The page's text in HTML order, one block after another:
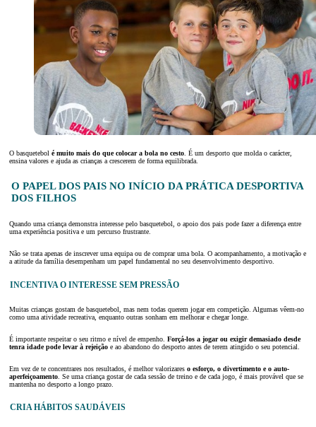
O basquetebol é muito mais do que colocar a bola no cesto . É um desporto que molda o carácter,
ensina valores e ajuda as crianças a crescerem de forma equilibrada.
O PAPEL DOS PAIS NO INÍCIO DA PRÁTICA DESPORTIVA
DOS FILHOS
Quando uma criança demonstra interesse pelo basquetebol, o apoio dos pais pode fazer a diferença entre
uma experiência positiva e um percurso frustrante.
Não se trata apenas de inscrever uma equipa ou de comprar uma bola. O acompanhamento, a motivação e
a atitude da família desempenham um papel fundamental no seu desenvolvimento desportivo.
INCENTIVA O INTERESSE SEM PRESSÃO
Muitas crianças gostam de basquetebol, mas nem todas querem jogar em competição. Algumas vêem-no
como uma atividade recreativa, enquanto outras sonham em melhorar e chegar longe.
É importante respeitar o seu ritmo e nível de empenho. Forçá-los a jogar ou exigir demasiado desde
tenra idade pode levar à rejeição e ao abandono do desporto antes de terem atingido o seu potencial.
Em vez de te concentrares nos resultados, é melhor valorizares o esforço, o divertimento e o auto-
aperfeiçoamento . Se uma criança gostar de cada sessão de treino e de cada jogo, é mais provável que se
mantenha no desporto a longo prazo.
CRIA HÁBITOS SAUDÁVEIS